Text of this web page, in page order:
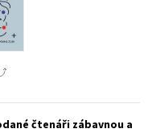
čtenáři zábavnou a